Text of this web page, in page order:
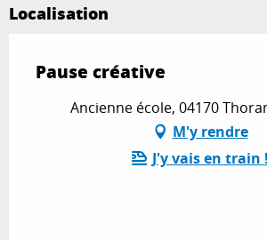
Localisation
Pause créative
Ancienne école, 04170
M'y rendre
J'y vais en train !